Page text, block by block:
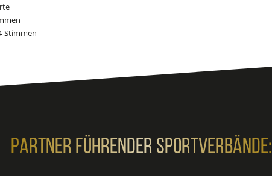
Stimmen
Partner Führender Sportverbände: